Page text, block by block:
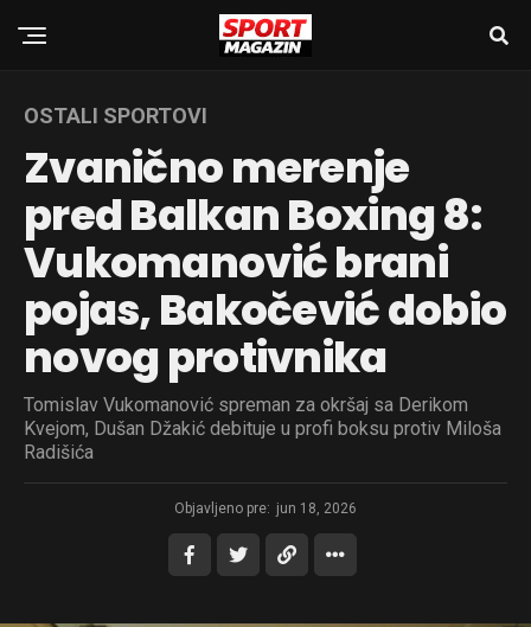
OSTALI SPORTOVI
Zvanično merenje
pred Balkan Boxing 8:
Vukomanović brani
pojas, Bakočević dobio
novog protivnika
Tomislav Vukomanović spreman za okršaj sa Derikom
Kvejom, Dušan Džakić debituje u profi boksu protiv Miloša
Radišića
Objavljeno pre: jun 18, 2026